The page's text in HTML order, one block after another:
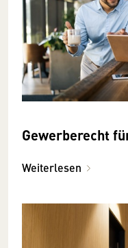
Gewerberecht
Weiterlesen